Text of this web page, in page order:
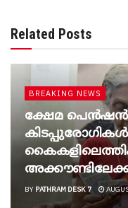
Related Posts
BREAKING NEWS
ക്ഷേമ പെൻഷൻ
BY PATHRAM DESK 7